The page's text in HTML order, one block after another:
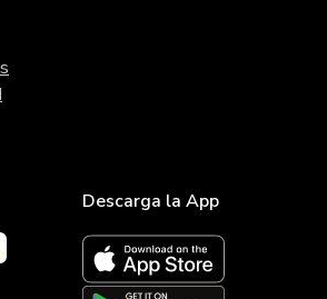
Descarga la App